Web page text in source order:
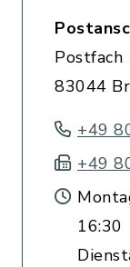
Postfach
83044
+49
+49
16:30